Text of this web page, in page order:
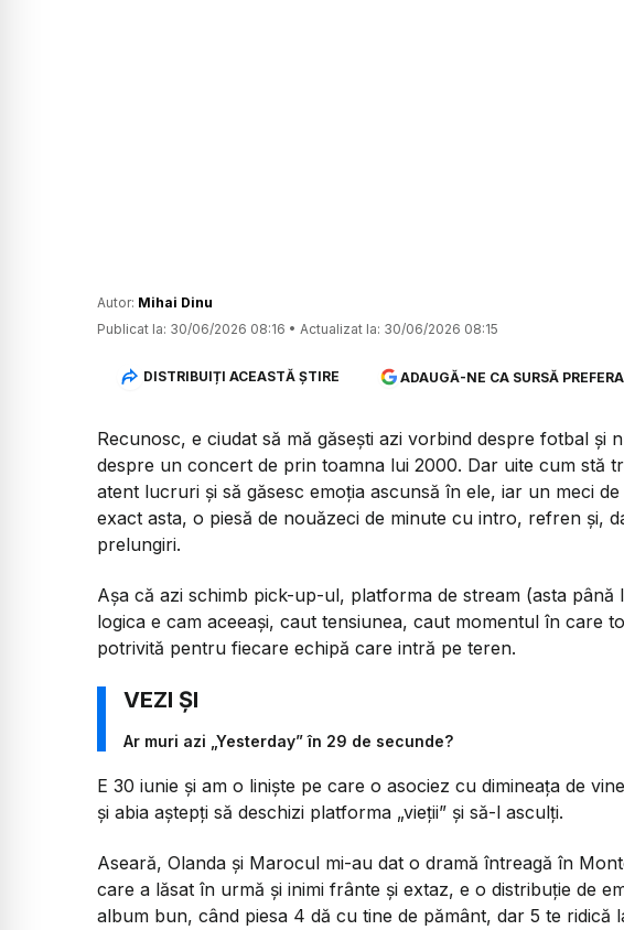
Autor: Mihai Dinu
Publicat la: 30/06/2026 08:16 • Actualizat la: 30/06/2026 08:15
DISTRIBUIȚI ACEASTĂ ȘTIRE ADAUGĂ-NE CA SURSĂ
Recunosc, e ciudat să mă găsești azi vorbind despre fotbal și
despre un concert de prin toamna lui 2000. Dar uite cum stă
atent lucruri și să găsesc emoția ascunsă în ele, iar un meci
exact asta, o piesă de nouăzeci de minute cu intro, refren și,
prelungiri.
Așa că azi schimb pick-up-ul, platforma de stream (asta
logica e cam aceeași, caut tensiunea, caut momentul în care
potrivită pentru fiecare echipă care intră pe teren.
Ar muri azi „Yesterday” în 29 de secunde?
E 30 iunie și am o liniște pe care o asociez cu dimineața de
și abia aștepți să deschizi platforma „vieții” și să-l asculți.
Aseară, Olanda și Marocul mi-au dat o dramă întreagă în
care a lăsat în urmă și inimi frânte și extaz, e o distribuție de
album bun, când piesa 4 dă cu tine de pământ, dar 5 te ridică